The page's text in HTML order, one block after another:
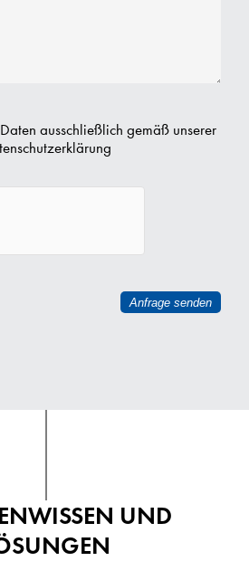
ausschließlich gemäß unserer
UND